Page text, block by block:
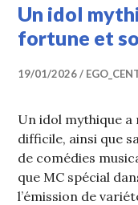
Un idol
fortune et
19/01/2026
Un idol mythique a
difficile, ainsi que
de comédies
que MC spécial
l’émission de